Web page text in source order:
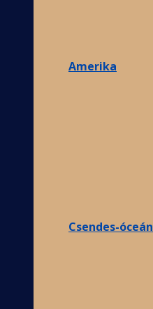
Amerika
Csendes-óceán